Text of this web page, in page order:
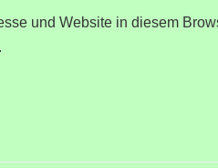
und Website in diesem